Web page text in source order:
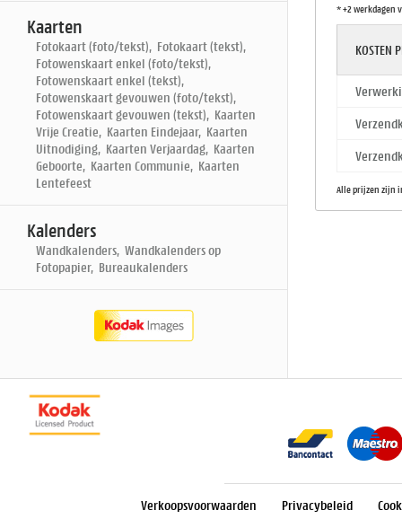
Kaarten
Fotokaart (foto/tekst), Fotokaart (tekst),
Fotowenskaart enkel (foto/tekst),
Fotowenskaart enkel (tekst),
Fotowenskaart gevouwen (foto/tekst),
Fotowenskaart gevouwen (tekst), Kaarten
Vrije Creatie, Kaarten Eindejaar, Kaarten
Uitnodiging, Kaarten Verjaardag, Kaarten
Geboorte, Kaarten Communie, Kaarten
Lentefeest
Kalenders
Wandkalenders, Wandkalenders op
Fotopapier, Bureaukalenders
* +2 werkdagen
KOSTEN
Alle prijzen zijn
Verkoopsvoorwaarden Privacybeleid